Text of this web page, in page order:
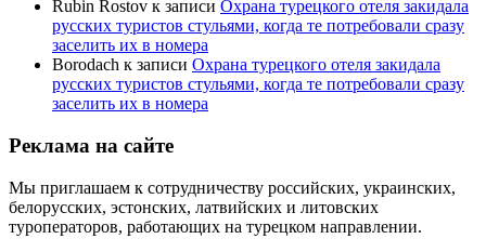
Rubin Rostov к записи Охрана турецкого отеля закидала
русских туристов стульями, когда те потребовали сразу
заселить их в номера
Borodach к записи Охрана турецкого отеля закидала
русских туристов стульями, когда те потребовали сразу
заселить их в номера
Реклама на сайте
Мы приглашаем к сотрудничеству российских, украинских,
белорусских, эстонских, латвийских и литовских
туроператоров, работающих на турецком направлении.